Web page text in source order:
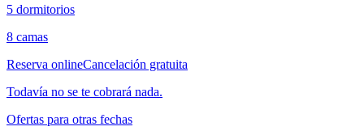
5 dormitorios
8 camas
Reserva onlineCancelación gratuita
Todavía no se te cobrará nada.
Ofertas para otras fechas